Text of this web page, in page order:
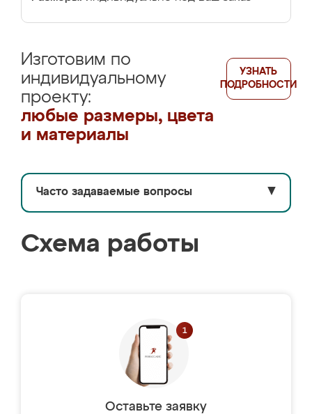
Изготовим по
индивидуальному
проекту:
любые размеры, цвета
и материалы
УЗНАТЬ
ПОДРОБНОСТИ
Часто задаваемые вопросы ▼
Схема работы
Оставьте заявку